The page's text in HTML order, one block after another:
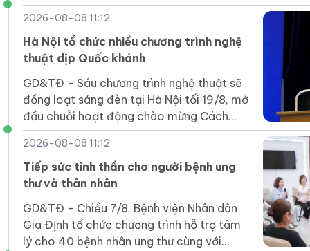
và trách nhiệm của các bên.
2026-08-08 11:12
Hà Nội tổ chức nhiều chương trình nghệ
thuật dịp Quốc khánh
GD&TĐ - Sáu chương trình nghệ thuật sẽ
đồng loạt sáng đèn tại Hà Nội tối 19/8, mở
đầu chuỗi hoạt động chào mừng Cách
mạng tháng Tám và Quốc khánh 2/9.
2026-08-08 11:12
Tiếp sức tinh thần cho người bệnh ung
thư và thân nhân
GD&TĐ - Chiều 7/8, Bệnh viện Nhân dân
Gia Định tổ chức chương trình hỗ trợ tâm
lý cho 40 bệnh nhân ung thư cùng với